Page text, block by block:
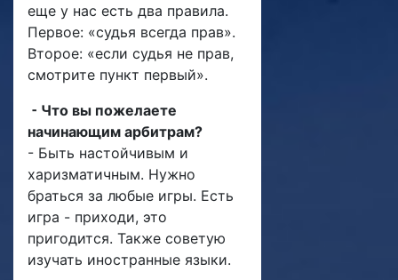
еще у нас есть два правила.
Первое: «судья всегда прав».
Второе: «если судья не прав,
смотрите пункт первый».
⁃ Что вы пожелаете
начинающим арбитрам?
- Быть настойчивым и
харизматичным. Нужно
браться за любые игры. Есть
игра - приходи, это
пригодится. Также советую
изучать иностранные языки.